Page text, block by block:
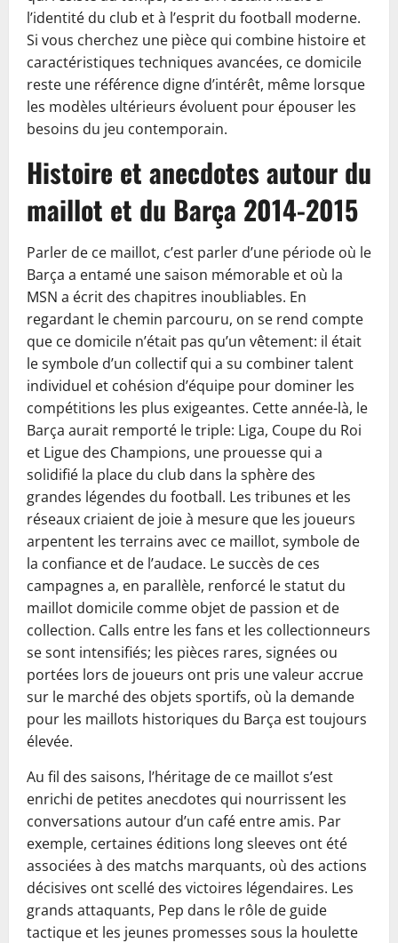
l’identité du club et à l’esprit du football moderne.
Si vous cherchez une pièce qui combine histoire et
caractéristiques techniques avancées, ce domicile
reste une référence digne d’intérêt, même lorsque
les modèles ultérieurs évoluent pour épouser les
besoins du jeu contemporain.
Histoire et anecdotes autour du
maillot et du Barça 2014-2015
Parler de ce maillot, c’est parler d’une période où le
Barça a entamé une saison mémorable et où la
MSN a écrit des chapitres inoubliables. En
regardant le chemin parcouru, on se rend compte
que ce domicile n’était pas qu’un vêtement: il était
le symbole d’un collectif qui a su combiner talent
individuel et cohésion d’équipe pour dominer les
compétitions les plus exigeantes. Cette année-là, le
Barça aurait remporté le triple: Liga, Coupe du Roi
et Ligue des Champions, une prouesse qui a
solidifié la place du club dans la sphère des
grandes légendes du football. Les tribunes et les
réseaux criaient de joie à mesure que les joueurs
arpentent les terrains avec ce maillot, symbole de
la confiance et de l’audace. Le succès de ces
campagnes a, en parallèle, renforcé le statut du
maillot domicile comme objet de passion et de
collection. Calls entre les fans et les collectionneurs
se sont intensifiés; les pièces rares, signées ou
portées lors de joueurs ont pris une valeur accrue
sur le marché des objets sportifs, où la demande
pour les maillots historiques du Barça est toujours
élevée.
Au fil des saisons, l’héritage de ce maillot s’est
enrichi de petites anecdotes qui nourrissent les
conversations autour d’un café entre amis. Par
exemple, certaines éditions long sleeves ont été
associées à des matchs marquants, où des actions
décisives ont scellé des victoires légendaires. Les
grands attaquants, Pep dans le rôle de guide
tactique et les jeunes promesses sous la houlette